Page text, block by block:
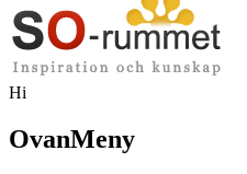
Hi
OvanMeny